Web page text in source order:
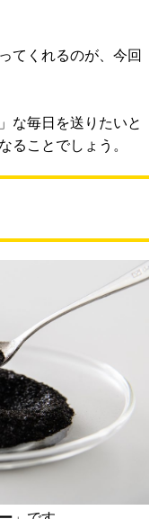
てくれるのが、今回
な毎日を送りたいと
ることでしょう。